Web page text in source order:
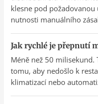
klesne pod
nutnosti manuálního
Jak rychlé je přepnutí
Méně než 50 milisekund.
tomu, aby nedošlo k
klimatizací nebo